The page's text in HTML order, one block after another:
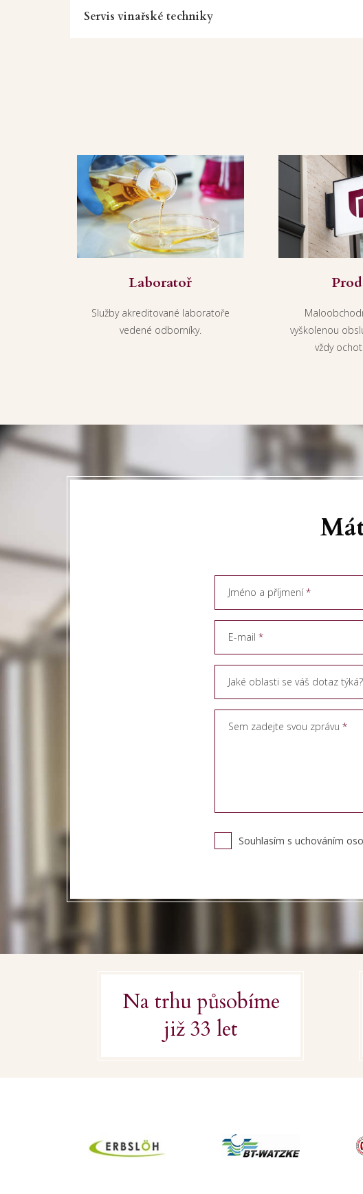
Servis vinařské techniky
Laboratoř
Služby akreditované laboratoře
vedené odborníky.
vyškolenou
vždy
Jméno a příjmení
E-mail
Jaké oblasti se váš dotaz týká?
Sem zadejte svou zprávu
Souhlasím s uchováním
Na trhu působíme
již 33 let